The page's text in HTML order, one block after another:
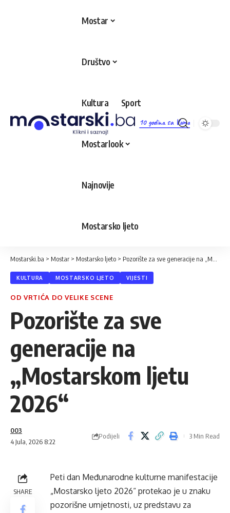
10 godina sa Vama
Mostar
Društvo
Kultura Sport
Mostarlook
Najnovije
Mostarsko ljeto
Mostarski.ba > Mostar > Mostarsko ljeto > Pozorište za sve generacije na „Mostarskom ljetu 2026“
KULTURA MOSTARSKO LJETO VIJESTI
OD VRTIĆA DO VELIKE SCENE
Pozorište za sve
generacije na
„Mostarskom ljetu
2026“
4 Jula, 2026 8:22
003
Podijeli 3 Min Read
SHARE
Peti dan Međunarodne kulturne manifestacije
„Mostarsko ljeto 2026“ protekao je u znaku
pozorišne umjetnosti, uz predstavu za